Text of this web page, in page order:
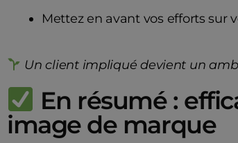
Mettez en avant vos efforts sur
Un client impliqué devient un
En résumé :
image de marque